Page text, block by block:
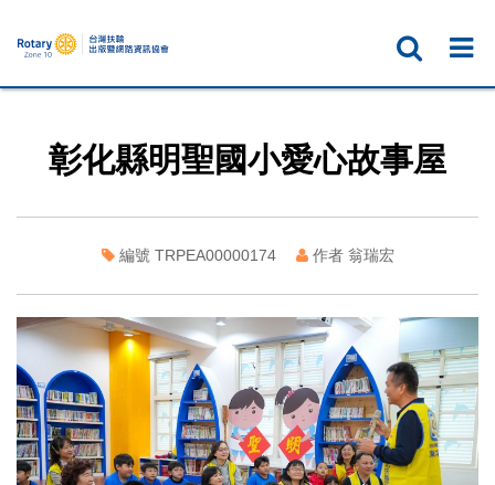
彰化縣明聖國小愛心故事屋
編號 TRPEA00000174 作者 翁瑞宏